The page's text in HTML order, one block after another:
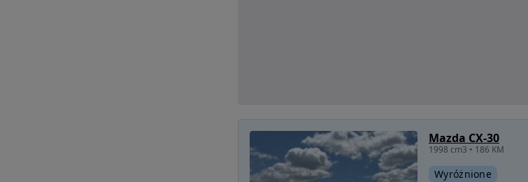
Mazda CX-30
1998 cm3 • 186 KM
Wyróżnione